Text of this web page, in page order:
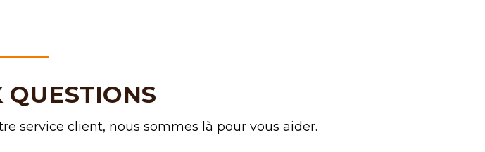
QUESTIONS
service client, nous sommes là pour vous aider.